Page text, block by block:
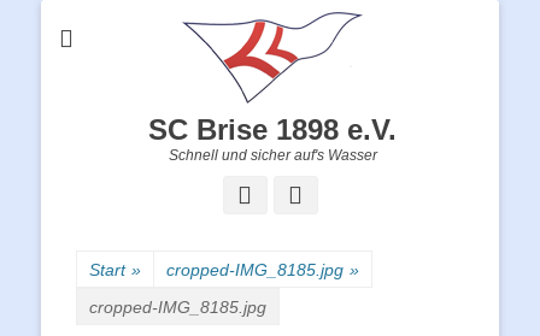
SC Brise 1898 e.V.
Schnell und sicher auf's Wasser
Facebook
Start » cropped-IMG_8185.jpg »
cropped-IMG_8185.jpg